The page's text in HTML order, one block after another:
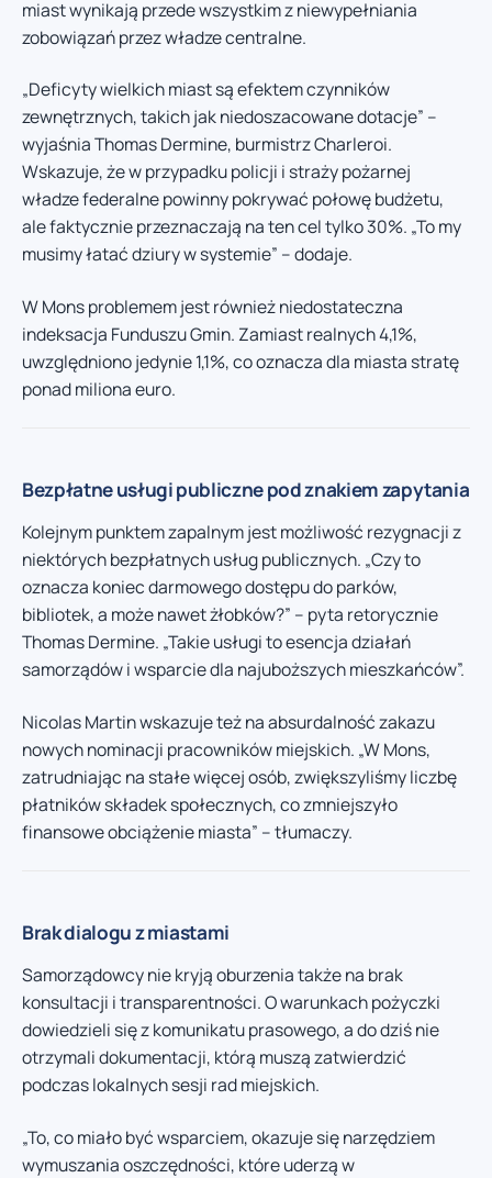
miast wynikają przede wszystkim z niewypełniania
zobowiązań przez władze centralne.
„Deficyty wielkich miast są efektem czynników
zewnętrznych, takich jak niedoszacowane dotacje” –
wyjaśnia Thomas Dermine, burmistrz Charleroi.
Wskazuje, że w przypadku policji i straży pożarnej
władze federalne powinny pokrywać połowę budżetu,
ale faktycznie przeznaczają na ten cel tylko 30%. „To my
musimy łatać dziury w systemie” – dodaje.
W Mons problemem jest również niedostateczna
indeksacja Funduszu Gmin. Zamiast realnych 4,1%,
uwzględniono jedynie 1,1%, co oznacza dla miasta stratę
ponad miliona euro.
Bezpłatne usługi publiczne pod znakiem zapytania
Kolejnym punktem zapalnym jest możliwość rezygnacji z
niektórych bezpłatnych usług publicznych. „Czy to
oznacza koniec darmowego dostępu do parków,
bibliotek, a może nawet żłobków?” – pyta retorycznie
Thomas Dermine. „Takie usługi to esencja działań
samorządów i wsparcie dla najuboższych mieszkańców”.
Nicolas Martin wskazuje też na absurdalność zakazu
nowych nominacji pracowników miejskich. „W Mons,
zatrudniając na stałe więcej osób, zwiększyliśmy liczbę
płatników składek społecznych, co zmniejszyło
finansowe obciążenie miasta” – tłumaczy.
Brak dialogu z miastami
Samorządowcy nie kryją oburzenia także na brak
konsultacji i transparentności. O warunkach pożyczki
dowiedzieli się z komunikatu prasowego, a do dziś nie
otrzymali dokumentacji, którą muszą zatwierdzić
podczas lokalnych sesji rad miejskich.
„To, co miało być wsparciem, okazuje się narzędziem
wymuszania oszczędności, które uderzą w